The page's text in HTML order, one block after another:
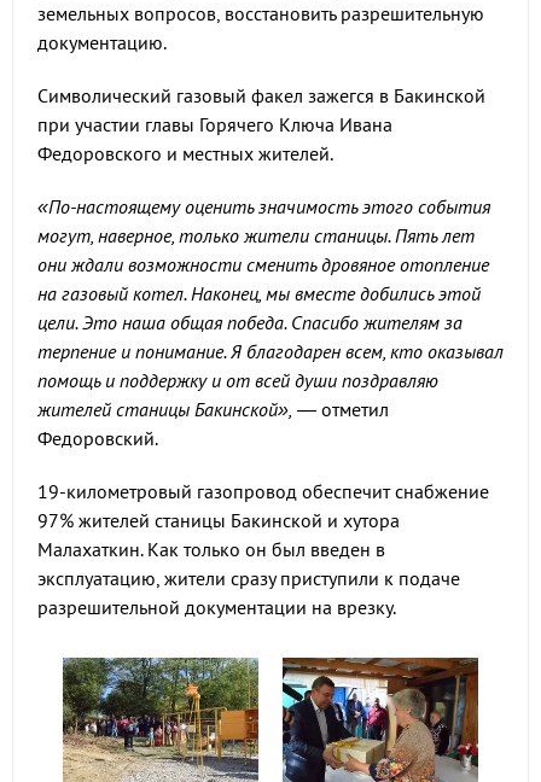
земельных вопросов, восстановить разрешительную
документацию.
Символический газовый факел зажегся в Бакинской
при участии главы Горячего Ключа Ивана
Федоровского и местных жителей.
«По-настоящему оценить значимость этого события
могут, наверное, только жители станицы. Пять лет
они ждали возможности сменить дровяное отопление
на газовый котел. Наконец, мы вместе добились этой
цели. Это наша общая победа. Спасибо жителям за
терпение и понимание. Я благодарен всем, кто оказывал
помощь и поддержку и от всей души поздравляю
жителей станицы Бакинской», — отметил
Федоровский.
19-километровый газопровод обеспечит снабжение
97% жителей станицы Бакинской и хутора
Малахаткин. Как только он был введен в
эксплуатацию, жители сразу приступили к подаче
разрешительной документации на врезку.